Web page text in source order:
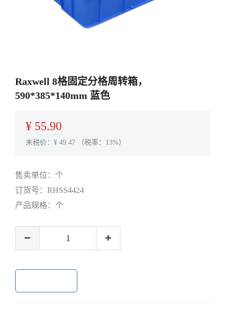
Raxwell 8格固定分格周转箱，
590*385*140mm 蓝色
¥ 55.90
未税价：¥ 49.47 （税率：13%）
售卖单位： 个
订货号： RHSS4424
产品规格： 个